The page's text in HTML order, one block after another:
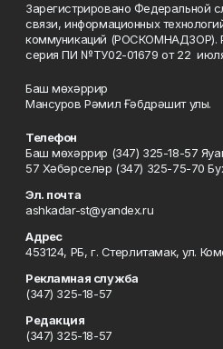
Зарегистрировано Федеральной
связи, информационных
коммуникаций (РОСКОМНАДЗОР).
серия ПИ №ТУ02-01679 от 22 июля
Баш мөхәррир
Мансуров Рәмил Ғәбдрәшит улы.
Телефон
Баш мөхәррир (347) 325-18-57
57 Хәбәрселәр (347) 325-75-70
Эл. почта
ashkadar-st@yandex.ru
Адрес
453124, РБ, г. Стерлитамак, ул.
Рекламная служба
(347) 325-18-57
Редакция
(347) 325-18-57